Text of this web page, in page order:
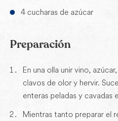
4 cucharas de azúcar
Preparación
En una olla unir vino,
clavos de olor y hervir.
enteras peladas y cavadas
Mientras tanto preparar el